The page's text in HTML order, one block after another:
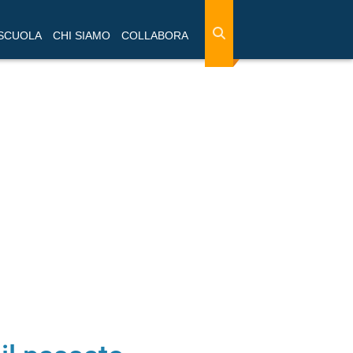
CHI SIAMO COLLABORA